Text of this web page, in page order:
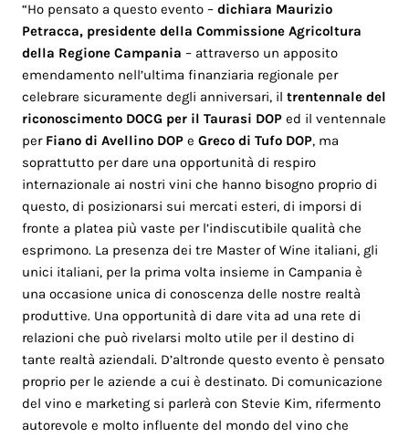
“Ho pensato a questo evento –dichiara Maurizio
Petracca, presidente della Commissione Agricoltura
della Regione Campania – attraverso un apposito
emendamento nell’ultima finanziaria regionale per
celebrare sicuramente degli anniversari, iltrentennale del
riconoscimento DOCG per il Taurasi DOP ed il ventennale
per Fiano di Avellino DOP eGreco di Tufo DOP, ma
soprattutto per dare una opportunità di respiro
internazionale ai nostri vini che hanno bisogno proprio di
questo, di posizionarsi sui mercati esteri, di imporsi di
fronte a platea più vaste per l’indiscutibile qualità che
esprimono. La presenza dei tre Master of Wine italiani, gli
unici italiani, per la prima volta insieme in Campania è
una occasione unica di conoscenza delle nostre realtà
produttive. Una opportunità di dare vita ad una rete di
relazioni che può rivelarsi molto utile per il destino di
tante realtà aziendali. D’altronde questo evento è pensato
proprio per le aziende a cui è destinato. Di comunicazione
del vino e marketing si parlerà con Stevie Kim, rifermento
autorevole e molto influente del mondo del vino che